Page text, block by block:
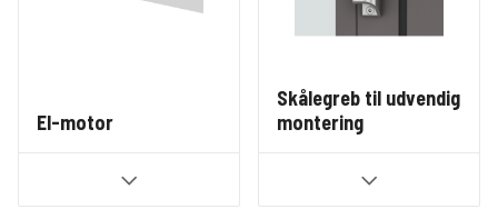
El-motor
Skålegreb til udvendig
montering